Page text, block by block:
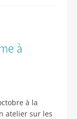
à
à la
atelier sur les